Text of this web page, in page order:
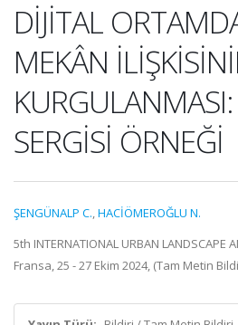
DİJİTAL
MEKÂN
KURGULANMASI:
SERGİSİ ÖRNEĞİ
ŞENGÜNALP C.,HACİÖMEROĞLU N.
5th INTERNATIONAL URBAN LANDSCAPE
Fransa, 25 - 27 Ekim 2024, (Tam Metin